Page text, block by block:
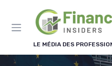
LE MÉDIA DES